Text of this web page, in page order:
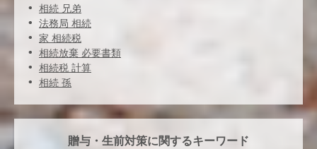
相続 兄弟
法務局 相続
家 相続税
相続放棄 必要書類
相続税 計算
相続 孫
贈与・生前対策に関するキーワード